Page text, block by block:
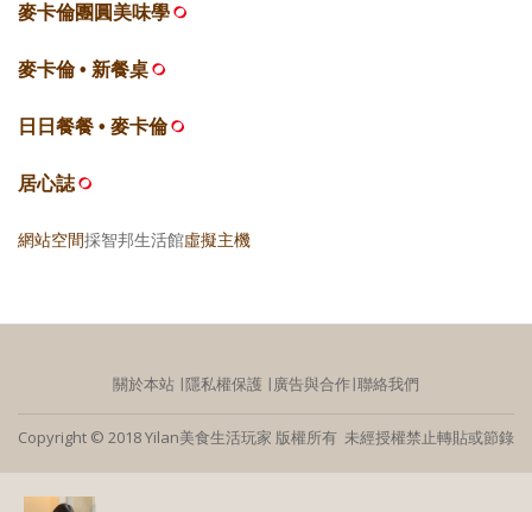
麥卡倫團圓美味學
麥卡倫 • 新餐桌
日日餐餐 • 麥卡倫
居心誌
網站空間採智邦生活館虛擬主機
關於本站 ∣隱私權保護 ∣廣告與合作∣聯絡我們
Copyright © 2018 Yilan美食生活玩家 版權所有 未經授權禁止轉貼或節錄